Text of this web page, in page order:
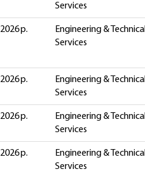
Services
р.
Engineering & Technical
Services
р.
Engineering & Technical
Services
р.
Engineering & Technical
Services
р.
Engineering & Technical
Services